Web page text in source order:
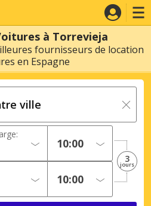
à Torrevieja
fournisseurs de location
en Espagne
3
jours